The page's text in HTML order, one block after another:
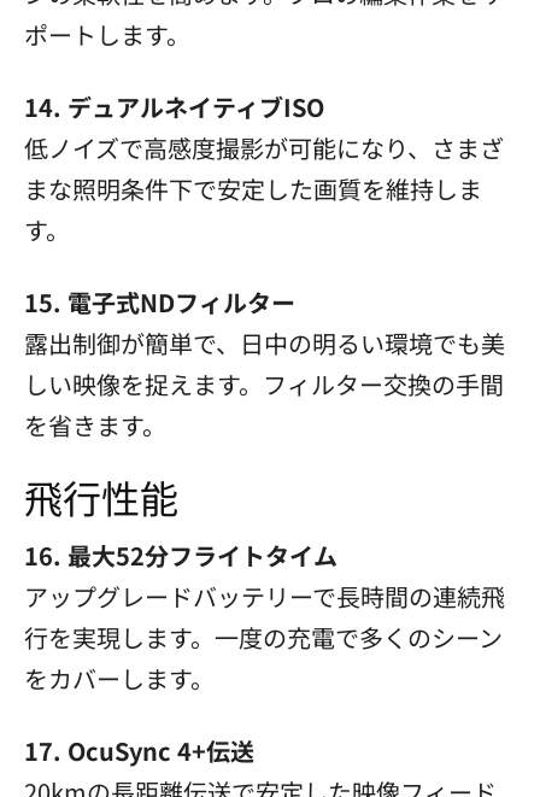
ポートします。
14. デュアルネイティブISO
低ノイズで高感度撮影が可能になり、さまざ
まな照明条件下で安定した画質を維持しま
す。
15. 電子式NDフィルター
露出制御が簡単で、日中の明るい環境でも美
しい映像を捉えます。フィルター交換の手間
を省きます。
飛行性能
16. 最大52分フライトタイム
アップグレードバッテリーで長時間の連続飛
行を実現します。一度の充電で多くのシーン
をカバーします。
17. OcuSync 4+伝送